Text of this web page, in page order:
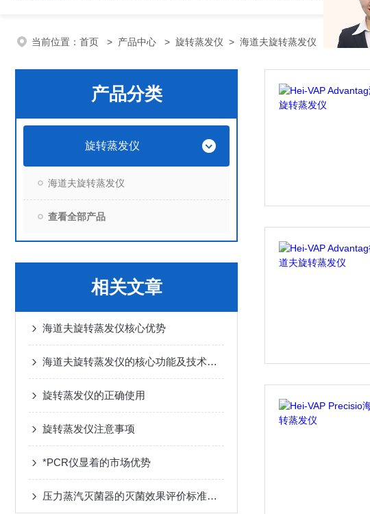
当前位置： 首页 > 产品中心 > 旋转蒸发仪 > 海道夫旋转蒸发仪
产品分类
旋转蒸发仪
海道夫旋转蒸发仪
查看全部产品
相关文章
海道夫旋转蒸发仪核心优势
海道夫旋转蒸发仪的核心功能及技术参数分析
旋转蒸发仪的正确使用
旋转蒸发仪注意事项
*PCR仪显着的市场优势
压力蒸汽灭菌器的灭菌效果评价标准和检测方法是什么？